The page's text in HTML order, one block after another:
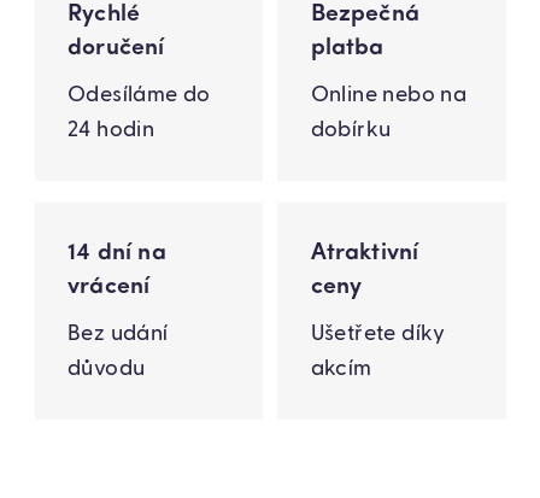
Rychlé
doručení
Odesíláme do
24 hodin
Bezpečná
platba
Online nebo na
dobírku
14 dní na
vrácení
Bez udání
důvodu
Atraktivní
ceny
Ušetřete díky
akcím